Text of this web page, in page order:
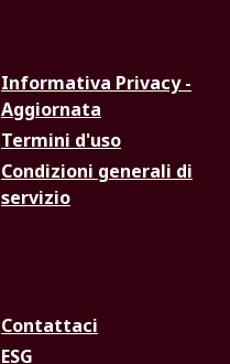
Informativa Privacy -
Aggiornata
Termini d'uso
Condizioni generali di
servizio
Contattaci
ESG